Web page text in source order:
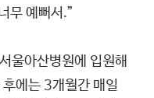
옷가지 이런 게 하나가 온
무 예뻐서.”
울아산병원에 입원해
에는 3개월간 매일